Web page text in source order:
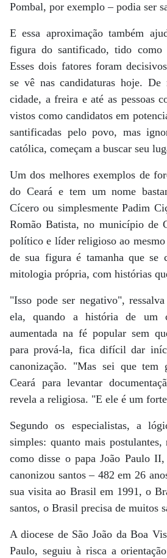
Pombal, por exemplo – podia ser
E essa aproximação também
figura do santificado, tido como
Esses dois fatores foram
se vê nas candidaturas hoje. De
cidade, a freira e até as pessoas
vistos como candidatos em
santificadas pelo povo, mas
católica, começam a buscar seu
Um dos melhores exemplos de
do Ceará e tem um nome
Cícero ou simplesmente Padim
Romão Batista, no município de
político e líder religioso ao
de sua figura é tamanha que se
mitologia própria, com histórias
"Isso pode ser negativo",
ela, quando a história de um
aumentada na fé popular sem
para prová-la, fica difícil dar
canonização. "Mas sei que tem
Ceará para levantar
revela a religiosa. "E ele é um
Segundo os especialistas, a
simples: quanto mais
como disse o papa João Paulo
canonizou santos – 482 em 26
sua visita ao Brasil em 1991, o
santos, o Brasil precisa de muitos
A diocese de São João da Boa
Paulo, seguiu à risca a